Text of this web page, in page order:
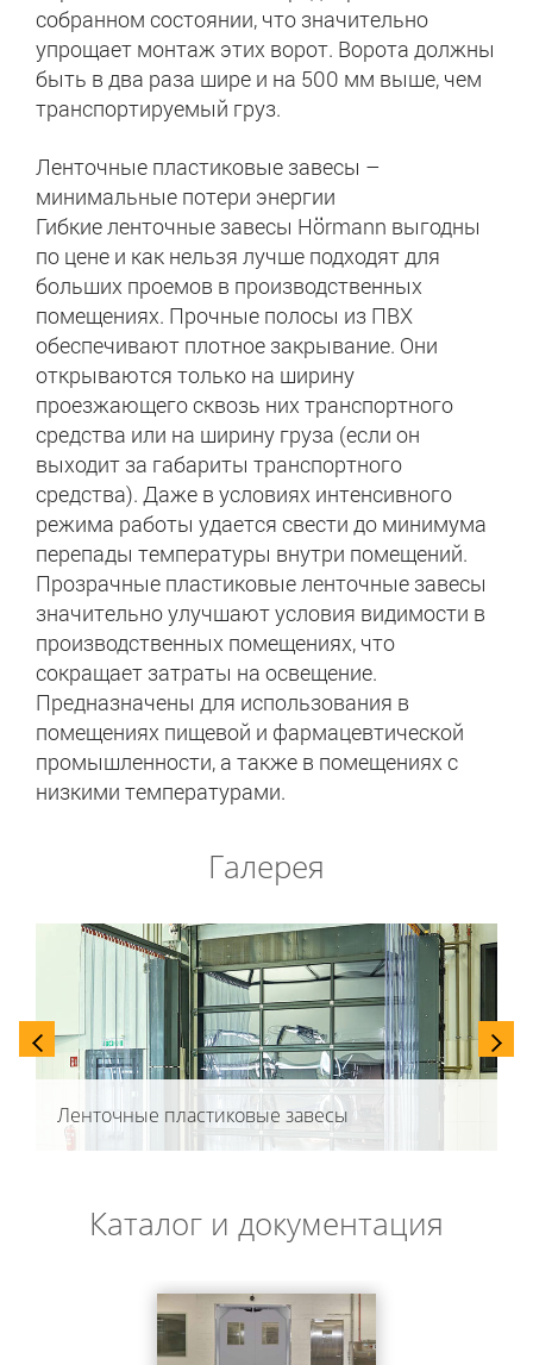
собранном состоянии, что значительно
упрощает монтаж этих ворот. Ворота должны
быть в два раза шире и на 500 мм выше, чем
транспортируемый груз.
Ленточные пластиковые завесы –
минимальные потери энергии
Гибкие ленточные завесы Hörmann выгодны
по цене и как нельзя лучше подходят для
больших проемов в производственных
помещениях. Прочные полосы из ПВХ
обеспечивают плотное закрывание. Они
открываются только на ширину
проезжающего сквозь них транспортного
средства или на ширину груза (если он
выходит за габариты транспортного
средства). Даже в условиях интенсивного
режима работы удается свести до минимума
перепады температуры внутри помещений.
Прозрачные пластиковые ленточные завесы
значительно улучшают условия видимости в
производственных помещениях, что
сокращает затраты на освещение.
Предназначены для использования в
помещениях пищевой и фармацевтической
промышленности, а также в помещениях с
низкими температурами.
Галерея
Ленточные пластиковые завесы
Каталог и документация